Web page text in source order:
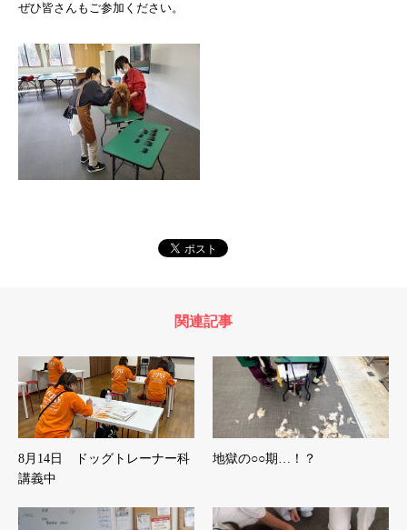
ぜひ皆さんもご参加ください。
関連記事
8月14日 ドッグトレーナー科
講義中
地獄の○○期…！？